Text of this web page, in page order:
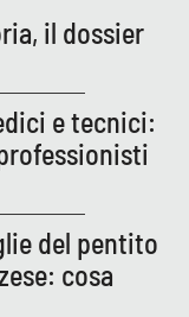
il dossier
e tecnici:
del pentito
cosa